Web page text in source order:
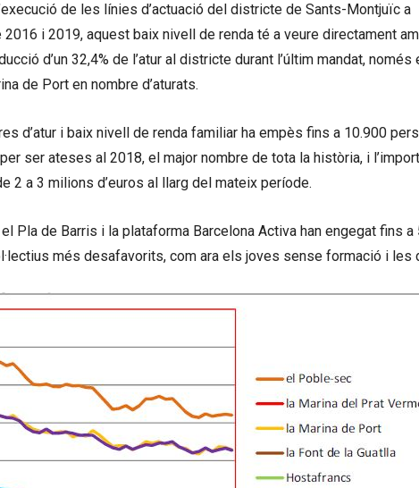
de les línies d’actuació del districte de Sants-Montjuïc a
2016 i 2019, aquest baix nivell de renda té a veure directament
d’un 32,4% de l’atur al districte durant l’últim mandat, només
de Port en nombre d’aturats.
d’atur i baix nivell de renda familiar ha empès fins a 10.900
per ser ateses al 2018, el major nombre de tota la història, i
2 a 3 milions d’euros al llarg del mateix període.
Pla de Barris i la plataforma Barcelona Activa han engegat fins a
més desafavorits, com ara els joves sense formació i les